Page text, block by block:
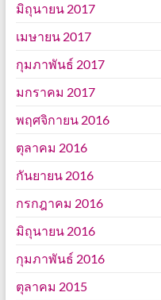
มิถุนายน 2017
เมษายน 2017
กุมภาพันธ์ 2017
มกราคม 2017
พฤศจิกายน 2016
ตุลาคม 2016
กันยายน 2016
กรกฎาคม 2016
มิถุนายน 2016
กุมภาพันธ์ 2016
ตุลาคม 2015